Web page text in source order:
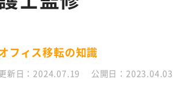
フィス移転の知識
新日：2024.07.19 公開日：2023.04.03